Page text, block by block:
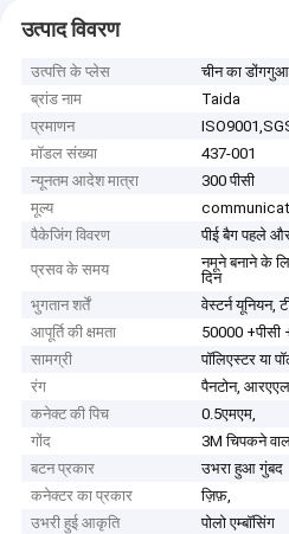
उत्पाद विवरण
उत्पत्ति के प्लेस
चीन का
ब्रांड नाम
Taida
प्रमाणन
मॉडल संख्या
437-001
न्यूनतम आदेश मात्रा
300 पीसी
मूल्य
पैकेजिंग विवरण
पीई बैग पहले
प्रसव के समय
नमूने बनाने के
दिन
भुगतान शर्तें
वेस्टर्न यूनियन,
आपूर्ति की क्षमता
50000 +पीसी
सामग्री
पॉलिएस्टर या
रंग
पैनटोन,
कनेक्ट की पिच
0.5एमएम,
गोंद
3M चिपकने
बटन प्रकार
उभरा हुआ गुंबद
कनेक्टर का प्रकार
ज़िफ़,
उभरी हुई आकृति
पोलो एम्बॉसिंग